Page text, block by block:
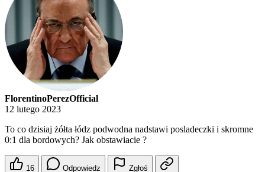
FlorentinoPerezOfficial
12 lutego 2023
To co dzisiaj żółta łódz podwodna nadstawi posladeczki i skromne
0:1 dla bordowych? Jak obstawiacie ?
16 Odpowiedz Zgłoś